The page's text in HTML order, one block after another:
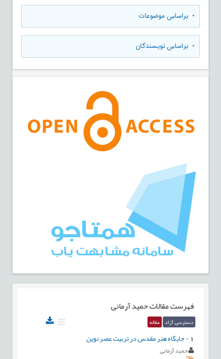
• براساس موضوعات
• براساس نویسندگان
فهرست مقالاتحمید آرمانی
دسترسی آزاد مقاله
-جایگاه هنر مقدس در تربیت عصر نوین
حمید آرمانی